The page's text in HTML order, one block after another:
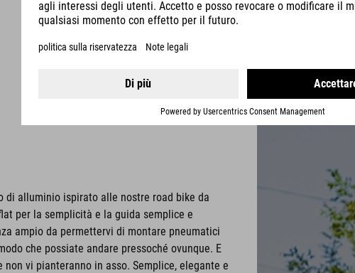
di alluminio ispirato alle nostre road bike da
per la semplicità e la guida semplice e
ampio da permettervi di montare pneumatici
che possiate andare pressoché ovunque. E
vi pianteranno in asso. Semplice, elegante e